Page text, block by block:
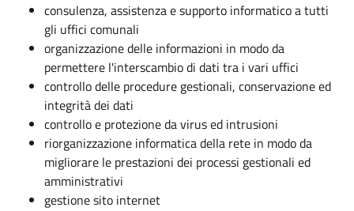
consulenza, assistenza e supporto informatico a tutti
gli uffici comunali
organizzazione delle informazioni in modo da
permettere l'interscambio di dati tra i vari uffici
controllo delle procedure gestionali, conservazione ed
integrità dei dati
controllo e protezione da virus ed intrusioni
riorganizzazione informatica della rete in modo da
migliorare le prestazioni dei processi gestionali ed
amministrativi
gestione sito internet